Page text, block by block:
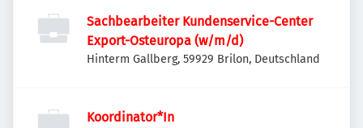
Sachbearbeiter Kundenservice-Center
Export-Osteuropa (w/m/d)
Hinterm Gallberg, 59929 Brilon, Deutschland
Koordinator*In